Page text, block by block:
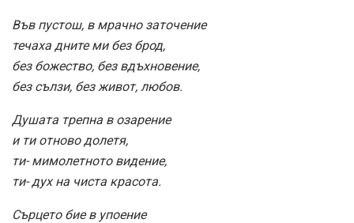
Във пустош, в мрачно заточение
течаха дните ми без брод,
без божество, без вдъхновение,
без сълзи, без живот, любов.
Душата трепна в озарение
и ти отново долетя,
ти- мимолетното видение,
ти- дух на чиста красота.
Сърцето бие в упоение